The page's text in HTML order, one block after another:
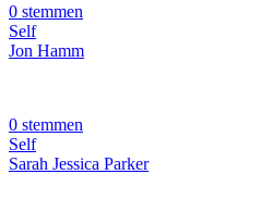
0 stemmen
Self
Jon Hamm
0 stemmen
Self
Sarah Jessica Parker